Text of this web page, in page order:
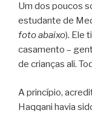
Um dos poucos
estudante de
foto abaixo). Ele
casamento –
de crianças ali.
A princípio,
Haqqani havia